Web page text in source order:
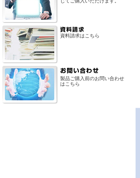
資料請求はこちら
製品ご購入前のお問い合わせ
はこちら